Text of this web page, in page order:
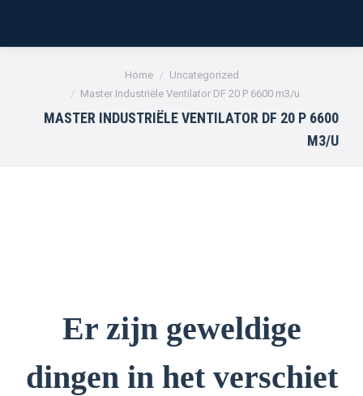
Home
Uncategorized
Master Industriële Ventilator DF 20 P 6600 m3/u
MASTER INDUSTRIËLE VENTILATOR DF 20 P 6600
M3/U
Er zijn geweldige
dingen in het verschiet